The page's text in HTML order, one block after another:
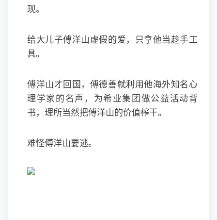
现。
给大儿子傅洋山虚假的爱，只拿他当趁手工
具。
傅洋山才回国，傅德善就利用他海外知名心
理学家的名声，为希业集团做公益活动背
书，理所当然把傅洋山的价值榨干。
难怪傅洋山要逃。